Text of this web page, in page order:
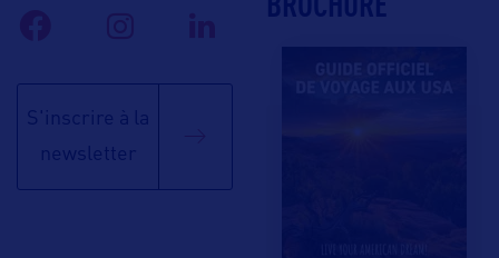
S'inscrire à la
newsletter